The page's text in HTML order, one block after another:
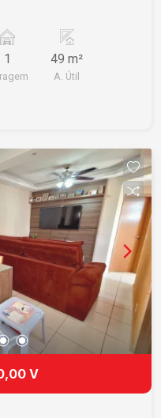
1 49 m²
A. Útil
V